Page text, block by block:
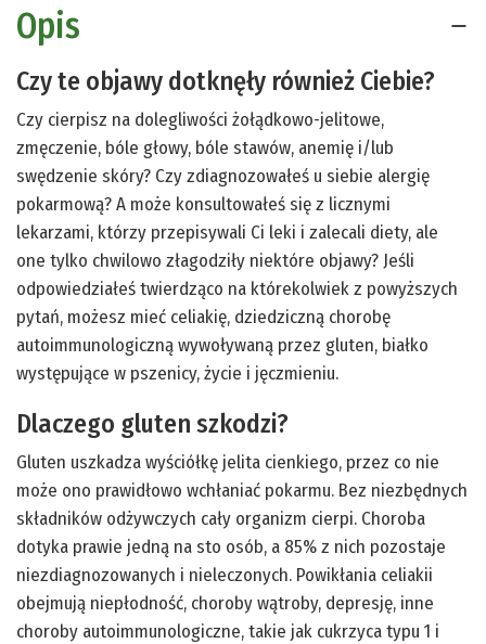
Opis
Czy te objawy dotknęły również Ciebie?
Czy cierpisz na dolegliwości żołądkowo-jelitowe,
zmęczenie, bóle głowy, bóle stawów, anemię i/lub
swędzenie skóry? Czy zdiagnozowałeś u siebie alergię
pokarmową? A może konsultowałeś się z licznymi
lekarzami, którzy przepisywali Ci leki i zalecali diety, ale
one tylko chwilowo złagodziły niektóre objawy? Jeśli
odpowiedziałeś twierdząco na którekolwiek z powyższych
pytań, możesz mieć celiakię, dziedziczną chorobę
autoimmunologiczną wywoływaną przez gluten, białko
występujące w pszenicy, życie i jęczmieniu.
Dlaczego gluten szkodzi?
Gluten uszkadza wyściółkę jelita cienkiego, przez co nie
może ono prawidłowo wchłaniać pokarmu. Bez niezbędnych
składników odżywczych cały organizm cierpi. Choroba
dotyka prawie jedną na sto osób, a 85% z nich pozostaje
niezdiagnozowanych i nieleczonych. Powikłania celiakii
obejmują niepłodność, choroby wątroby, depresję, inne
choroby autoimmunologiczne, takie jak cukrzyca typu 1 i